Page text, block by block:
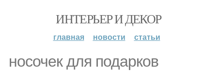
ИНТЕРЬЕР И ДЕКОР
главная новости статьи
носочек для подарков